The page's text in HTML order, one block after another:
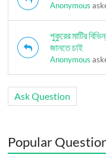
Anonymous
পুকুরের মাটির
জানতে চাই
Anonymous
Ask Question
Popular